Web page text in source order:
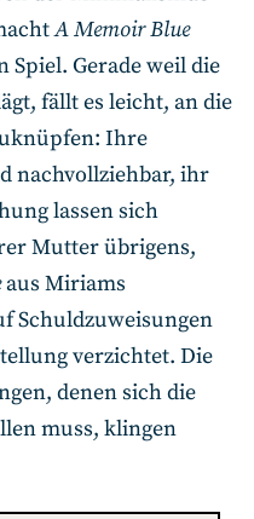
A Memoir Blue
Gerade weil die
fällt es leicht, an die
Ihre
nachvollziehbar, ihr
lassen sich
Mutter übrigens,
aus Miriams
Schuldzuweisungen
verzichtet. Die
denen sich die
muss, klingen